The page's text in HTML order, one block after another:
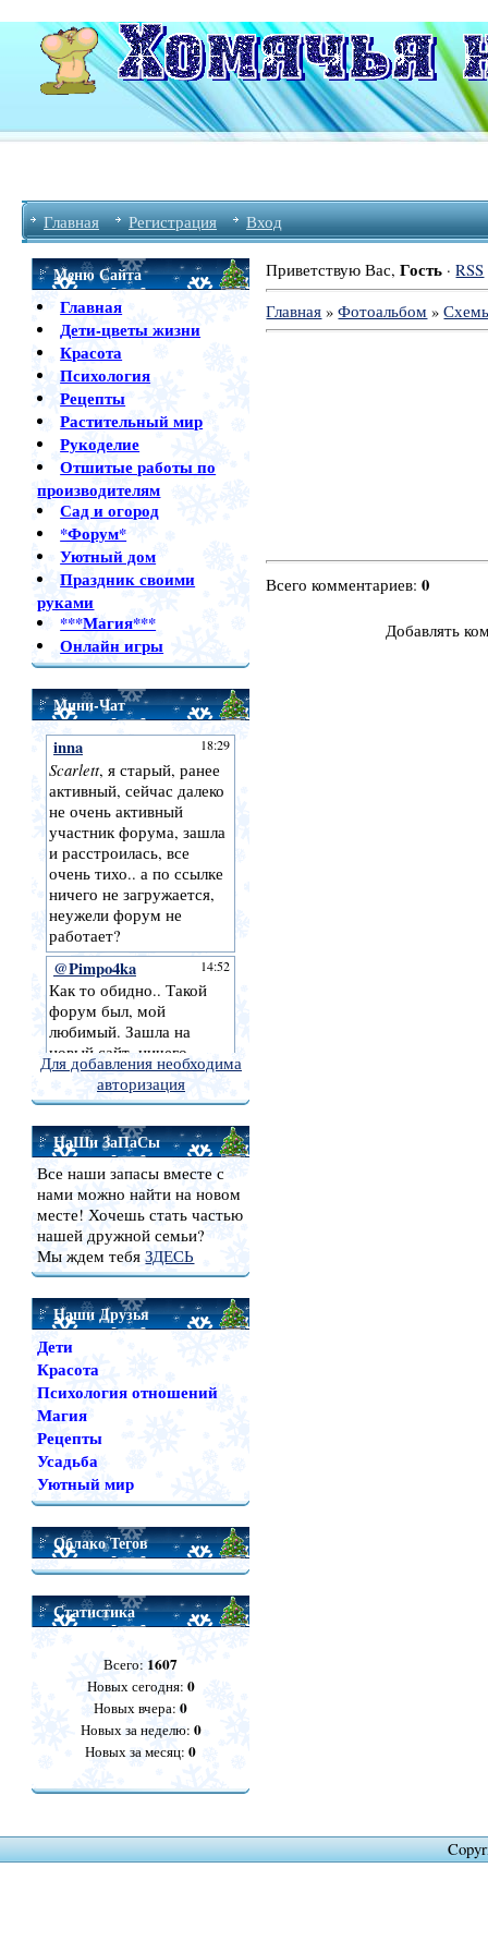
Главная Регистрация Вход
Меню Сайта
Главная
Дети-цветы жизни
Красота
Психология
Рецепты
Растительный мир
Рукоделие
Отшитые работы по
производителям
Сад и огород
*Форум*
Уютный дом
Праздник своими
руками
***Магия***
Онлайн игры
Мини-Чат
Для добавления необходима
авторизация
НаШи ЗаПаСы
Все наши запасы вместе с
нами можно найти на новом
месте! Хочешь стать частью
нашей дружной семьи?
Мы ждем тебяЗДЕСЬ
Наши Друзья
Дети
Красота
Психология отношений
Магия
Рецепты
Усадьба
Уютный мир
Облако Тегов
Статистика
Всего: 1607
Новых сегодня: 0
Новых вчера:0
Новых за неделю: 0
Новых за месяц:0
Приветствую Вас,Гость ·RSS
Главная »Фотоальбом »
Всего комментариев:0
Добавлять